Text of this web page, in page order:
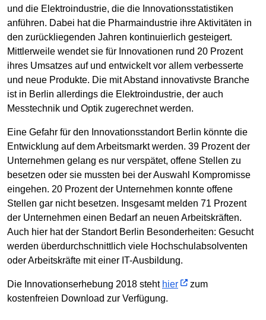
und die Elektroindustrie, die die Innovationsstatistiken
anführen. Dabei hat die Pharmaindustrie ihre Aktivitäten in
den zurückliegenden Jahren kontinuierlich gesteigert.
Mittlerweile wendet sie für Innovationen rund 20 Prozent
ihres Umsatzes auf und entwickelt vor allem verbesserte
und neue Produkte. Die mit Abstand innovativste Branche
ist in Berlin allerdings die Elektroindustrie, der auch
Messtechnik und Optik zugerechnet werden.
Eine Gefahr für den Innovationsstandort Berlin könnte die
Entwicklung auf dem Arbeitsmarkt werden. 39 Prozent der
Unternehmen gelang es nur verspätet, offene Stellen zu
besetzen oder sie mussten bei der Auswahl Kompromisse
eingehen. 20 Prozent der Unternehmen konnte offene
Stellen gar nicht besetzen. Insgesamt melden 71 Prozent
der Unternehmen einen Bedarf an neuen Arbeitskräften.
Auch hier hat der Standort Berlin Besonderheiten: Gesucht
werden überdurchschnittlich viele Hochschulabsolventen
oder Arbeitskräfte mit einer IT-Ausbildung.
Die Innovationserhebung 2018 steht hier
zum
kostenfreien Download zur Verfügung.